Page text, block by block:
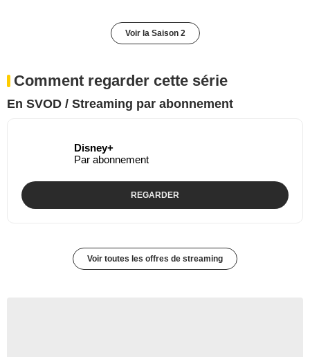
Voir la Saison 2
Comment regarder cette série
En SVOD / Streaming par abonnement
Disney+
Par abonnement
REGARDER
Voir toutes les offres de streaming